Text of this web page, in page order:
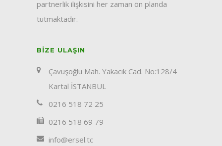
partnerlik ilişkisini her zaman ön planda
tutmaktadır.
BIZE ULAŞIN
Çavuşoğlu Mah. Yakacık Cad. No:128/4
Kartal İSTANBUL
0216 518 72 25
0216 518 69 79
info@ersel.tc